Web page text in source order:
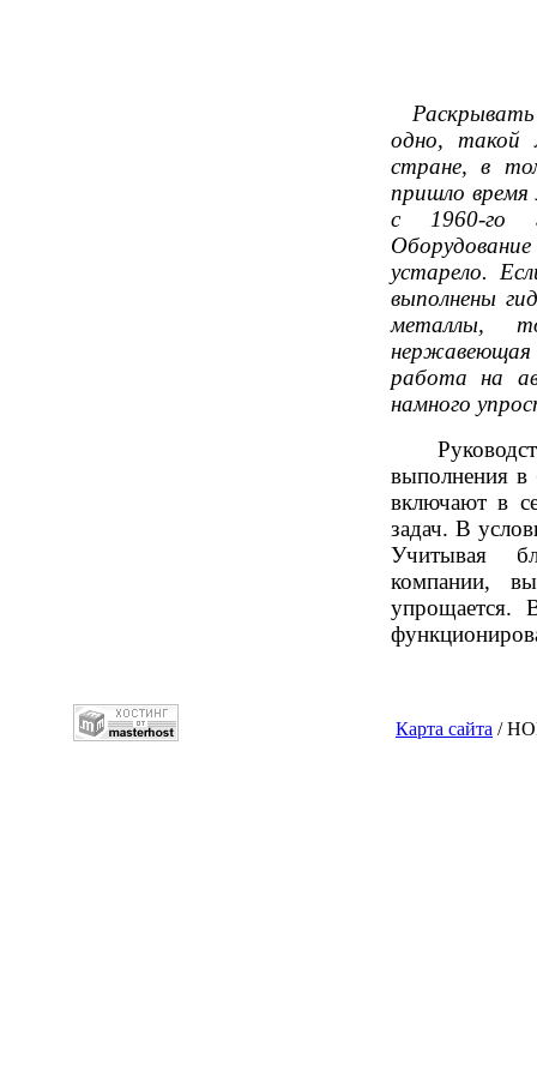
одно, такой
стране, в
пришло время
с 1960-го
устарело.
выполнены
металлы,
нержавеющая
работа на
намного
выполнения
включают в
задач. В
Учитывая
компании,
упрощается.
Карта сайта /